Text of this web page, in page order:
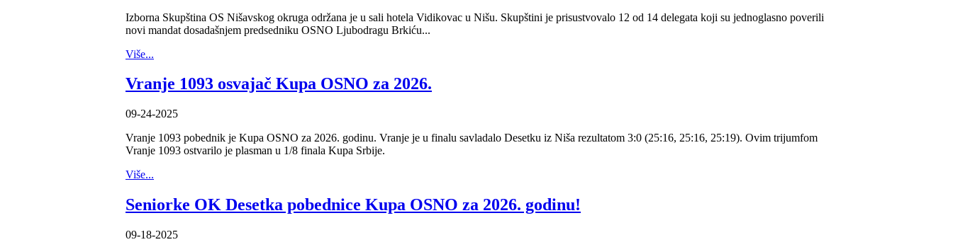
Izborna Skupština OS Nišavskog okruga održana je u sali hotela Vidikovac u Nišu. Skupštini je prisustvovalo 12 od 14 delegata koji su jednoglasno poverili
novi mandat dosadašnjem predsedniku OSNO Ljubodragu Brkiću...
Više...
Vranje 1093 osvajač Kupa OSNO za 2026.
09-24-2025
Vranje 1093 pobednik je Kupa OSNO za 2026. godinu. Vranje je u finalu savladalo Desetku iz Niša rezultatom 3:0 (25:16, 25:16, 25:19). Ovim trijumfom
Vranje 1093 ostvarilo je plasman u 1/8 finala Kupa Srbije.
Više...
Seniorke OK Desetka pobednice Kupa OSNO za 2026. godinu!
09-18-2025